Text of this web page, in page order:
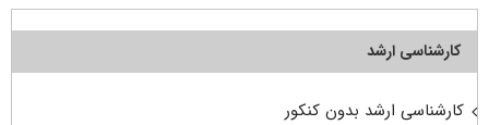
کارشناسی ارشد
کارشناسی ارشد بدون کنکور